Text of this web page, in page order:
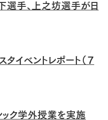
選手、上之坊選手が日
イベントレポート（７
ック学外授業を実施